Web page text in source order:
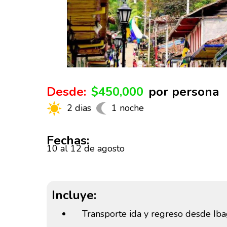
Desde: $450,000 por persona
2 dias 1 noche
Fechas:
10 al 12 de agosto
Incluye:
Transporte ida y regreso desde